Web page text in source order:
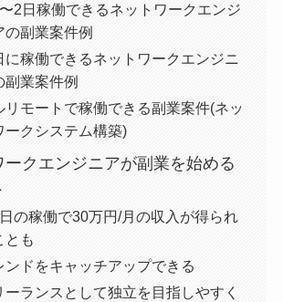
2日稼働できるネットワークエンジ
の副業案件例
に稼働できるネットワークエンジニ
副業案件例
リモートで稼働できる副業案件(ネッ
ークシステム構築)
ークエンジニアが副業を始める
の稼働で30万円/月の収入が得られ
とも
ンドをキャッチアップできる
ーランスとして独立を目指しやすく